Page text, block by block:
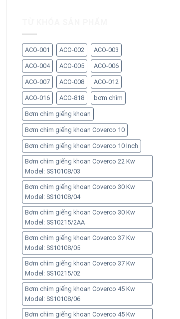
ACO-001 ACO-002 ACO-003
ACO-004 ACO-005 ACO-006
ACO-007 ACO-008 ACO-012
ACO-016 ACO-818 bơm chìm
Bơm chìm giếng khoan
Bơm chìm giếng khoan Coverco 10
Bơm chìm giếng khoan Coverco 10 Inch
Bơm chìm giếng khoan Coverco 22 Kw
Model: SS10108/03
Bơm chìm giếng khoan Coverco 30 Kw
Model: SS10108/04
Bơm chìm giếng khoan Coverco 30 Kw
Model: SS10215/2AA
Bơm chìm giếng khoan Coverco 37 Kw
Model: SS10108/05
Bơm chìm giếng khoan Coverco 37 Kw
Model: SS10215/02
Bơm chìm giếng khoan Coverco 45 Kw
Model: SS10108/06
Bơm chìm giếng khoan Coverco 45 Kw